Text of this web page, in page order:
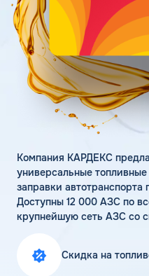
Статьи
Цена бензина и ДТ
Личный кабинет
Карта АЗС
Получить
Компания КАРДЕКС
универсальные
заправки автотранспорта
Доступны 12 000 АЗС по
крупнейшую сеть АЗС со
Скидка на